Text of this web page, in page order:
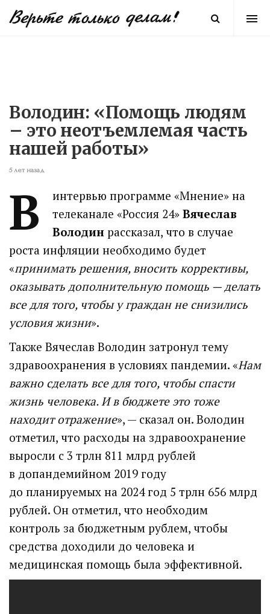
Володин: «Помощь людям
– это неотъемлемая часть
нашей работы»
5 лет назад
В
интервью программе «Мнение» на
телеканале «Россия 24» Вячеслав
Володин рассказал, что в случае
роста инфляции необходимо будет
«принимать решения, вносить коррективы,
оказывать дополнительную помощь — делать
все для того, чтобы у граждан не снизились
условия жизни».
Также Вячеслав Володин затронул тему
здравоохранения в условиях пандемии. «Нам
важно сделать все для того, чтобы спасти
жизнь человека. И в бюджете это тоже
находит отражение», — сказал он. Володин
отметил, что расходы на здравоохранение
выросли с 3 трлн 811 млрд рублей
в допандемийном 2019 году
до планируемых на 2024 год 5 трлн 656 млрд
рублей. Он отметил, что необходим
контроль за бюджетным рублем, чтобы
средства доходили до человека и
медицинская помощь была эффективной.